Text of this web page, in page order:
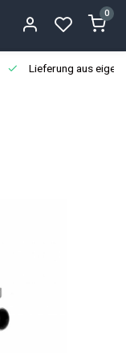
0
Lieferung aus